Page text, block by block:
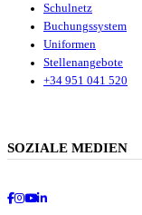
Schulnetz
Buchungssystem
Uniformen
Stellenangebote
+34 951 041 520
SOZIALE MEDIEN